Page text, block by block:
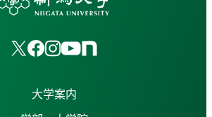
大学案内